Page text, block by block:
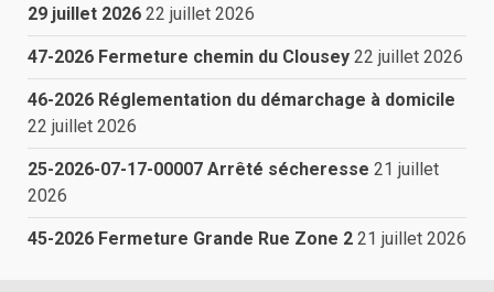
29 juillet 2026 22 juillet 2026
47-2026 Fermeture chemin du Clousey 22 juillet 2026
46-2026 Réglementation du démarchage à domicile
22 juillet 2026
25-2026-07-17-00007 Arrêté sécheresse 21 juillet
2026
45-2026 Fermeture Grande Rue Zone 2 21 juillet 2026